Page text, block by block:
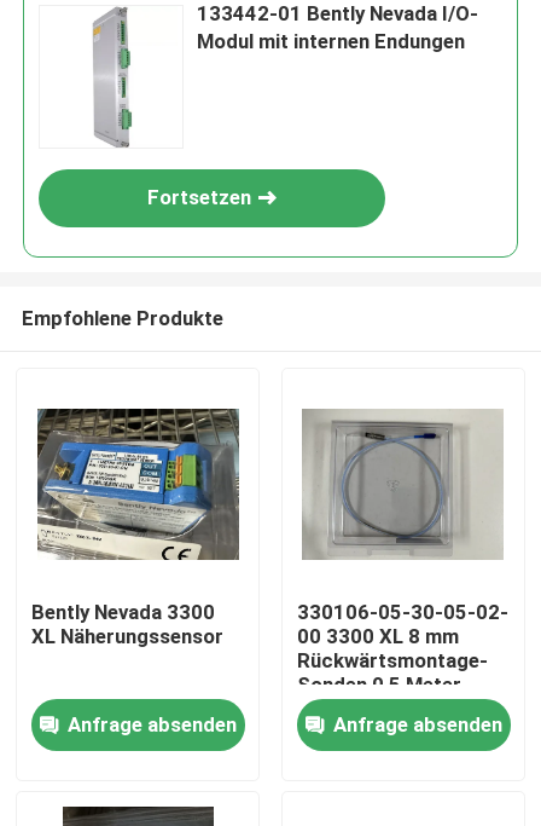
133442-01 Bently Nevada I/O-
Modul mit internen Endungen
Fortsetzen
Empfohlene Produkte
Bently Nevada 3300
XL Näherungssensor
Anfrage absenden
330106-05-30-05-02-
00 3300 XL 8 mm
Rückwärtsmontage-
Sonden 0,5 Meter
Anfrage absenden